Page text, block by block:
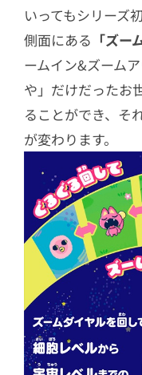
いってもシリーズ
側面にある 「ズー
ームイン&ズーム
や」だけだったお
ることができ、そ
が変わります。